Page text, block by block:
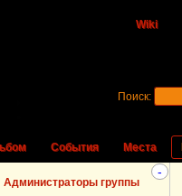
Wiki
События Места
Поиск:
-
Администраторы группы